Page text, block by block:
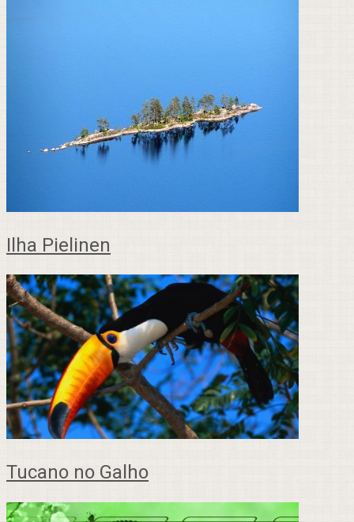
Ilha Pielinen
Tucano no Galho